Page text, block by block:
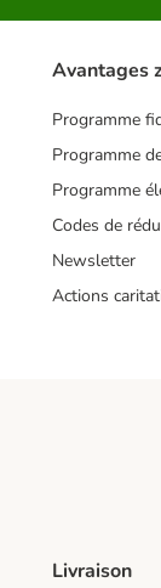
Avantages
Programme
Programme
Programme
Codes de
Newsletter
Actions
Livraison